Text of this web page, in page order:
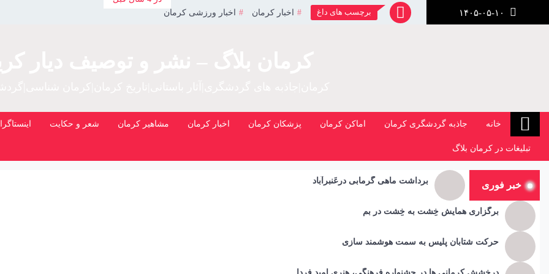
برچسب های داغ اخبار کرمان اخبار ورزشی کرمان
خانه جاذبه گردشگری کرمان اماکن کرمان پزشکان کرمان اخبار کرمان مشاهیر کرمان شعر و حکایت
تبلیغات در کرمان بلاگ
خبر فوری برداشت ماهی گرمابی درعَنبرآباد
برگزاری همایش خِشت به خِشت در بم
حرکت شتابان پلیس به سمت هوشمند سازی